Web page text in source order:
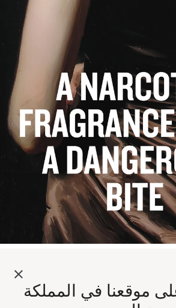
موقعنا في المملكة